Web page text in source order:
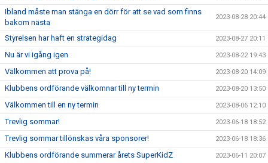
Ibland måste man stänga en dörr för att se vad som finns
bakom nästa
2023-08-28 20:44
Styrelsen har haft en strategidag 2023-08-27 20:11
Nu är vi igång igen 2023-08-22 19:43
Välkommen att prova på! 2023-08-20 14:09
Klubbens ordförande välkomnar till ny termin 2023-08-20 13:50
Välkommen till en ny termin 2023-08-06 12:10
Trevlig sommar! 2023-06-18 18:52
Trevlig sommar tillönskas våra sponsorer! 2023-06-18 18:36
Klubbens ordförande summerar årets SuperKidZ 2023-06-11 20:07